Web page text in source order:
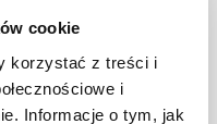
cookie
korzystać z treści i
i
Informacje o tym, jak